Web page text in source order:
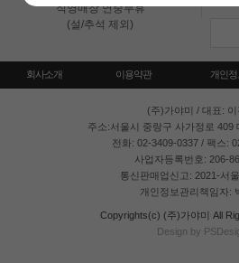
직영매장 연중무휴
(설/추석 제외)
회사소개 이용약관 개인
(주)가야미 / 대표: 이
주소:서울시 중랑구 사가정로 409
전화: 02-3409-0337 / 팩스:
사업자등록번호: 206-
통신판매업신고: 2021-서
개인정보관리책임자:
Copyrights(c) (주)가야미 All
Design by